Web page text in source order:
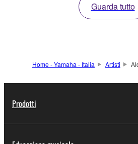
Guarda tutto
Home - Yamaha - Italia Artisti
Prodotti